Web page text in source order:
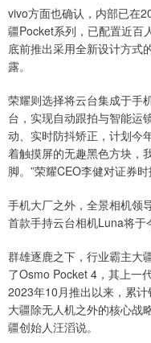
vivo方面也确认，内部已在
疆Pocket系列，已配置近百
底前推出采用全新设计方式
露。
荣耀则选择将云台集成于手
台，实现自动跟拍与智能运
动、实时防抖矫正，计划今
着触摸屏的无趣黑色方块，
脚。”荣耀CEO李健对证券时
手机大厂之外，全景相机领
首款手持云台相机Luna将于
群雄逐鹿之下，行业霸主大
了Osmo Pocket 4，其上一
2023年10月推出以来，累
大疆除无人机之外的核心战
疆创始人汪滔说。